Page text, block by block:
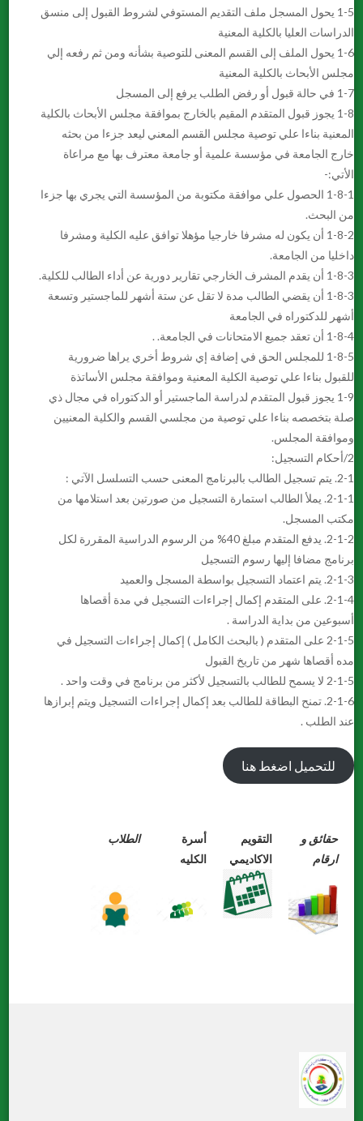
1-5 يحول المسجل ملف التقديم المستوفي لشروط القبول إلى منسق
الدراسات العليا بالكلية المعنية
1-6 يحول الملف إلى القسم المعنى للتوصية بشأنه ومن ثم رفعه إلي
مجلس الأبحاث بالكلية المعنية
1-7 في حالة قبول أو رفض الطلب يرفع إلى المسجل
1-8 يجوز قبول المتقدم المقيم بالخارج بموافقة مجلس الأبحاث بالكلية
المعنية بناءا علي توصية مجلس القسم المعني ليعد جزءا من بحثه
خارج الجامعة في مؤسسة علمية أو جامعة معترف بها مع مراعاة
الأتي:-
1-8-1 الحصول علي موافقة مكتوبة من المؤسسة التي يجري بها جزءا
من البحث.
1-8-2 أن يكون له مشرفا خارجيا مؤهلا توافق عليه الكلية ومشرفا
داخليا من الجامعة.
1-8-3 أن يقدم المشرف الخارجي تقارير دورية عن أداء الطالب للكلية.
1-8-3 أن يقضي الطالب مدة لا تقل عن ستة أشهر للماجستير وتسعة
أشهر للدكتوراه في الجامعة
1-8-4 أن تعقد جميع الامتحانات في الجامعة. .
1-8-5 للمجلس الحق في إضافة إي شروط أخري يراها ضرورية
للقبول بناءا علي توصية الكلية المعنية وموافقة مجلس الأساتذة
1-9 يجوز قبول المتقدم لدراسة الماجستير أو الدكتوراه في مجال ذي
صلة بتخصصه بناءا علي توصية من مجلسي القسم والكلية المعنيين
وموافقة المجلس.
2/أحكام التسجيل:
2-1. يتم تسجيل الطالب بالبرنامج المعنى حسب التسلسل الآتي :
2-1-1. يملأ الطالب استمارة التسجيل من صورتين بعد استلامها من
مكتب المسجل.
2-1-2. يدفع المتقدم مبلغ 40% من الرسوم الدراسية المقررة لكل
برنامج مضافا إليها رسوم التسجيل
2-1-3. يتم اعتماد التسجيل بواسطة المسجل والعميد
2-1-4. على المتقدم إكمال إجراءات التسجيل في مدة أقصاها
أسبوعين من بداية الدراسة .
2-1-5 على المتقدم ( بالبحث الكامل ) إكمال إجراءات التسجيل في
مده أقصاها شهر من تاريخ القبول
2-1-5 لا يسمح للطالب بالتسجيل لأكثر من برنامج في وقت واحد .
2-1-6. تمنح البطاقة للطالب بعد إكمال إجراءات التسجيل ويتم إبرازها
عند الطلب .
للتحميل اضغط هنا
حقائقو
ارقام
التقويم
الاكاديمي
أسرة
الكليه
الطلاب